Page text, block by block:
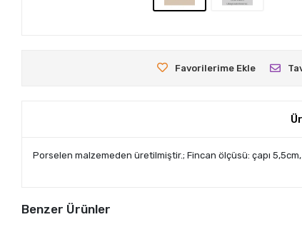
Favorilerime Ekle
Porselen malzemeden üretilmiştir.; Fincan ölçüsü: çapı
Benzer Ürünler